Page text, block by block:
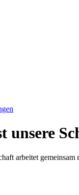
unsere
arbeitet